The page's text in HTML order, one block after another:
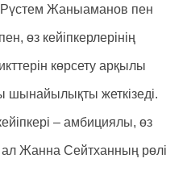
Рүстем Жаныаманов пен
өз кейіпкерлерінің
көрсету арқылы
жеткізеді.
– амбициялы, өз
ал Жанна Сейтханның рөлі